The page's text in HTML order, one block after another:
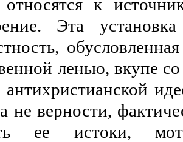
относятся к
Эта
ленью, вкупе
не верности,
ее истоки,